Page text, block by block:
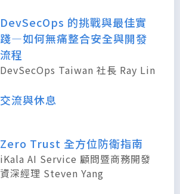
DevSecOps 的挑戰與最佳實
踐—如何無痛整合安全與開發
流程
DevSecOps Taiwan 社長 Ray Lin
交流與休息
Zero Trust 全方位防衛指南
iKala AI Service 顧問暨商務開發
資深經理 Steven Yang